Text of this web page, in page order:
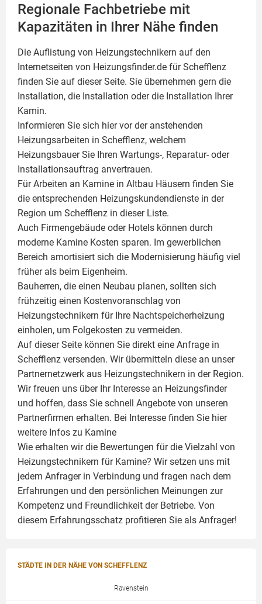
Regionale Fachbetriebe mit
Kapazitäten in Ihrer Nähe finden
Die Auflistung von Heizungstechnikern auf den
Internetseiten von Heizungsfinder.de für Schefflenz
finden Sie auf dieser Seite. Sie übernehmen gern die
Installation, die Installation oder die Installation Ihrer
Kamin.
Informieren Sie sich hier vor der anstehenden
Heizungsarbeiten in Schefflenz, welchem
Heizungsbauer Sie Ihren Wartungs-, Reparatur- oder
Installationsauftrag anvertrauen.
Für Arbeiten an Kamine in Altbau Häusern finden Sie
die entsprechenden Heizungskundendienste in der
Region um Schefflenz in dieser Liste.
Auch Firmengebäude oder Hotels können durch
moderne Kamine Kosten sparen. Im gewerblichen
Bereich amortisiert sich die Modernisierung häufig viel
früher als beim Eigenheim.
Bauherren, die einen Neubau planen, sollten sich
frühzeitig einen Kostenvoranschlag von
Heizungstechnikern für Ihre Nachtspeicherheizung
einholen, um Folgekosten zu vermeiden.
Auf dieser Seite können Sie direkt eine Anfrage in
Schefflenz versenden. Wir übermitteln diese an unser
Partnernetzwerk aus Heizungstechnikern in der Region.
Wir freuen uns über Ihr Interesse an Heizungsfinder
und hoffen, dass Sie schnell Angebote von unseren
Partnerfirmen erhalten. Bei Interesse finden Sie hier
weitere Infos zu Kamine
Wie erhalten wir die Bewertungen für die Vielzahl von
Heizungstechnikern für Kamine? Wir setzen uns mit
jedem Anfrager in Verbindung und fragen nach dem
Erfahrungen und den persönlichen Meinungen zur
Kompetenz und Freundlichkeit der Betriebe. Von
diesem Erfahrungsschatz profitieren Sie als Anfrager!
STÄDTE IN DER NÄHE VON SCHEFFLENZ
Ravenstein